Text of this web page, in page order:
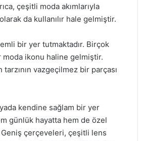
çeşitli moda akımlarıyla
da kullanılır hale gelmiştir.
bir yer tutmaktadır. Birçok
ikonu haline gelmiştir.
vazgeçilmez bir parçası
kendine sağlam bir yer
günlük hayatta hem de özel
çerçeveleri, çeşitli lens